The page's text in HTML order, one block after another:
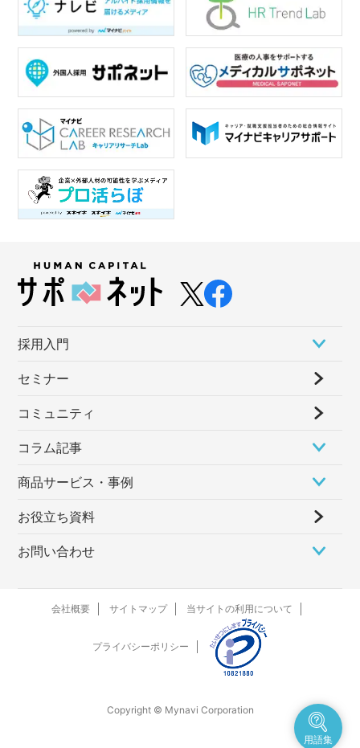
用語集
採⽤⼊⾨
セミナー
コミュニティ
コラム記事
商品サービス・事例
お役立ち資料
お問い合わせ
会社概要 サイトマップ 当サイトの利用について
プライバシーポリシー
Copyright © Mynavi Corporation